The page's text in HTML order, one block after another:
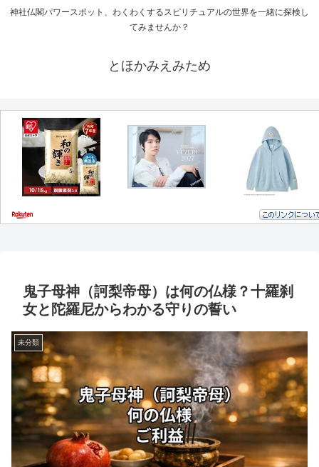
神社仏閣パワースポット、わくわくするスピリチュアルの世界を一緒に探検し
てみませんか？
とほかみえみため
鬼子母神（訶梨帝母）は何の仏様？十羅刹
女と陀羅尼からわかる守りの誓い
未分類